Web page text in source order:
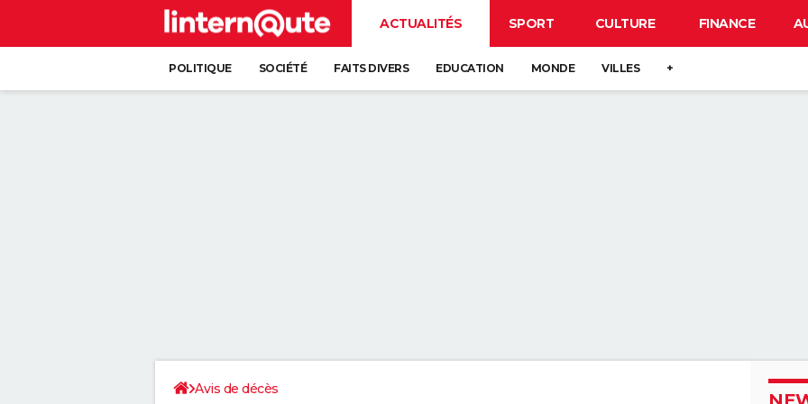
ACTUALITÉS SPORT CULTURE FINANCE
POLITIQUE SOCIÉTÉ FAITS DIVERS EDUCATION MONDE VILLES +
Avis de décès